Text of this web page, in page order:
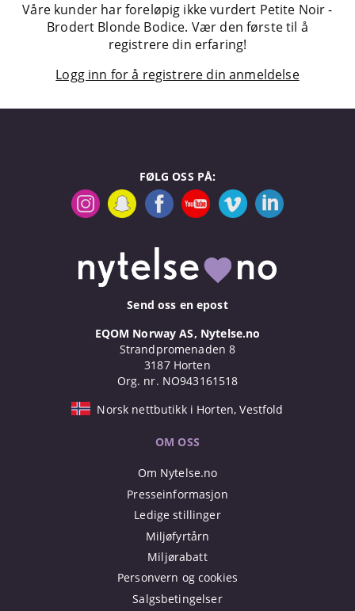
Våre kunder har foreløpig ikke vurdert Petite Noir -
Brodert Blonde Bodice. Vær den første til å
registrere din erfaring!
Logg inn for å registrere din anmeldelse
FØLG OSS PÅ:
Send oss en epost
EQOM Norway AS, Nytelse.no
Strandpromenaden 8
3187 Horten
Org. nr. NO943161518
Norsk nettbutikk i Horten, Vestfold
OM OSS
Om Nytelse.no
Presseinformasjon
Ledige stillinger
Miljøfyrtårn
Miljørabatt
Personvern og cookies
Salgsbetingelser